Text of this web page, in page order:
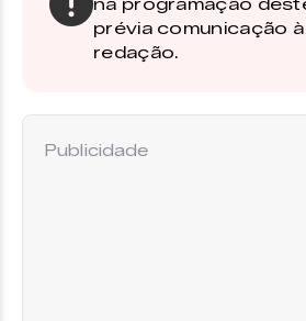
prévia comunicação
redação.
Publicidade